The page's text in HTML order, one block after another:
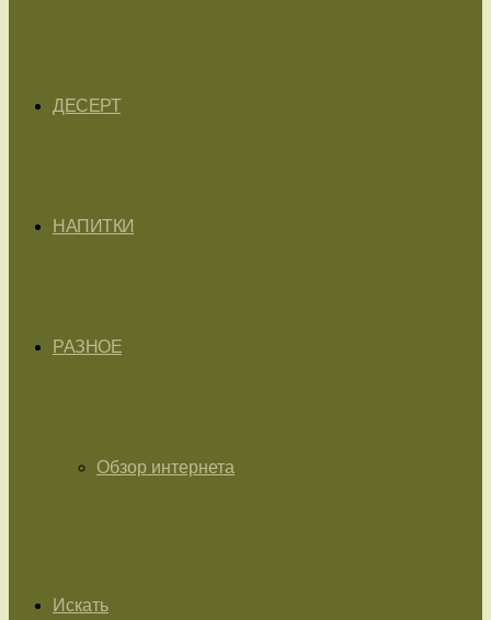
ДЕСЕРТ
НАПИТКИ
РАЗНОЕ
Обзор интернета
Искать